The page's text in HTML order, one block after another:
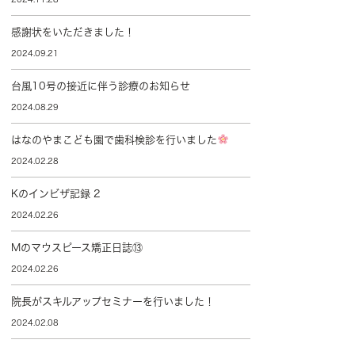
感謝状をいただきました！
2024.09.21
台風10号の接近に伴う診療のお知らせ
2024.08.29
はなのやまこども園で歯科検診を行いました
2024.02.28
Kのインビザ記録 2
2024.02.26
Mのマウスピース矯正日誌⑬
2024.02.26
院長がスキルアップセミナーを行いました！
2024.02.08